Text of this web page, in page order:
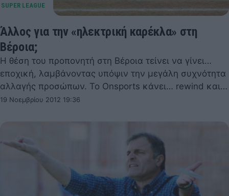
Άλλος για την «ηλεκτρική καρέκλα» στη
Βέροια;
Η θέση του προπονητή στη Βέροια τείνει να γίνει…
εποχική, λαμβάνοντας υπόψιν την μεγάλη συχνότητα
αλλαγής προσώπων. Το Onsports κάνει… rewind και…
19 Νοεμβρίου 2012 19:36